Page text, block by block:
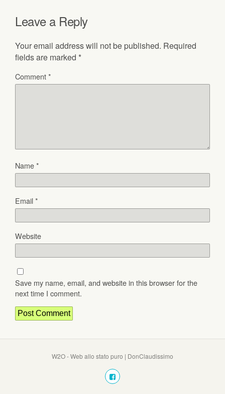
Leave a Reply
Your email address will not be published. Required
fields are marked *
Comment*
Name*
Email*
Website
Save my name, email, and website in this browser for the
next time I comment.
W2O - Web allo stato puro | DonClaudissimo